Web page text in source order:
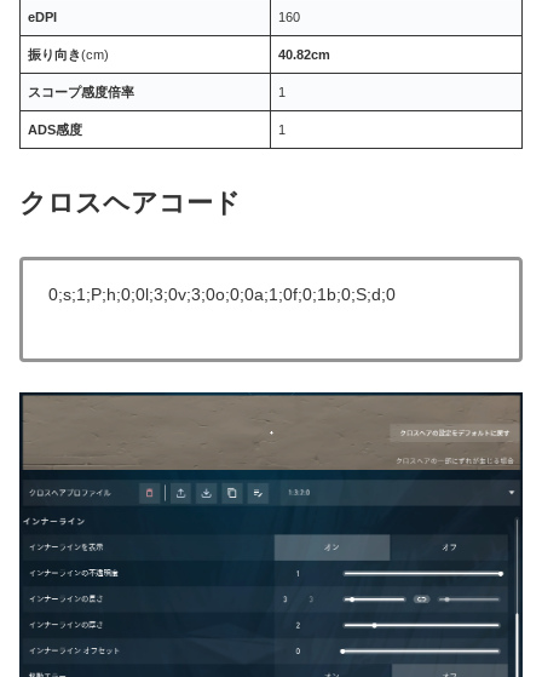
eDPI 160
振り向き(cm) 40.82cm
スコープ感度倍率 1
ADS感度 1
クロスヘアコード
0;s;1;P;h;0;0l;3;0v;3;0o;0;0a;1;0f;0;1b;0;S;d;0